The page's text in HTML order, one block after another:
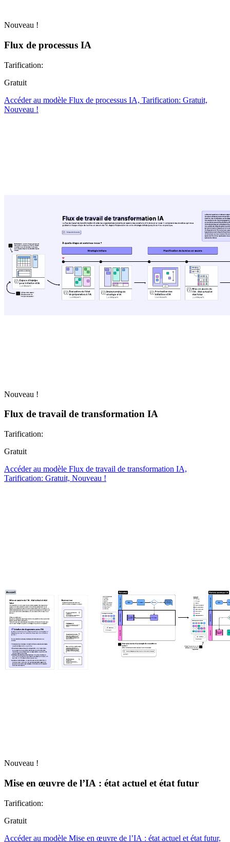
Nouveau !
Flux de processus IA
Tarification:
Gratuit
Accéder au modèle Flux de processus IA, Tarification: Gratuit,
Nouveau !
Nouveau !
Flux de travail de transformation IA
Tarification:
Gratuit
Accéder au modèle Flux de travail de transformation IA,
Tarification: Gratuit, Nouveau !
Nouveau !
Mise en œuvre de l’IA : état actuel et état futur
Tarification:
Gratuit
Accéder au modèle Mise en œuvre de l’IA : état actuel et état futur,